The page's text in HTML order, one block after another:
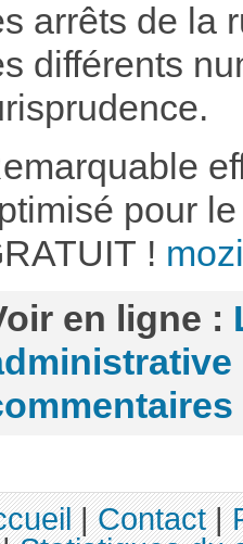
arrêts de la
différents
pour
!
en ligne :
|Contact|